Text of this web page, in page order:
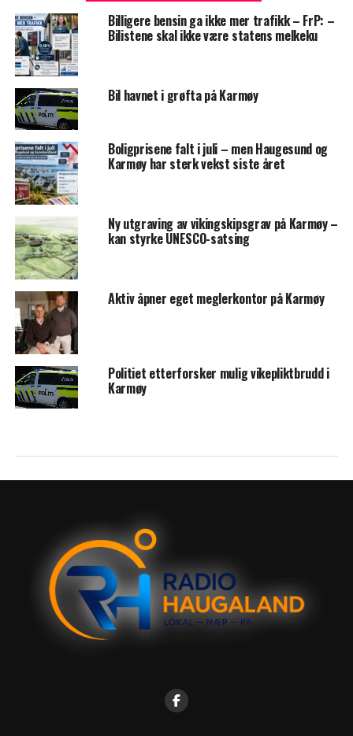
Billigere bensin ga ikke mer trafikk – FrP: –
Bilistene skal ikke være statens melkeku
Bil havnet i grøfta på Karmøy
Boligprisene falt i juli – men Haugesund og
Karmøy har sterk vekst siste året
Ny utgraving av vikingskipsgrav på Karmøy –
kan styrke UNESCO-satsing
Aktiv åpner eget meglerkontor på Karmøy
Politiet etterforsker mulig vikepliktbrudd i
Karmøy